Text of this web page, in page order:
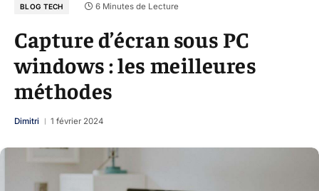
BLOG TECH 6 Minutes de Lecture
Capture d’écran sous PC
windows : les meilleures
méthodes
Dimitri 1 février 2024